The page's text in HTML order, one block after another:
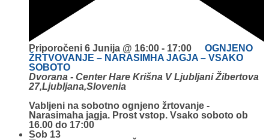
Priporočeni 6 Junija @ 16:00 - 17:00
OGNJENO
ŽRTVOVANJE – NARASIMHA JAGJA – VSAKO
SOBOTO
Dvorana - Center Hare Krišna V LjubljaniŽibertova
27,Ljubljana,Slovenia
Vabljeni na sobotno ognjeno žrtovanje -
Narasimaha jagja. Prost vstop. Vsako soboto ob
16.00 do 17:00
Sob 13